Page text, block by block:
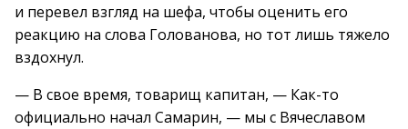
и перевел взгляд на шефа, чтобы оценить его
реакцию на слова Голованова, но тот лишь тяжело
вздохнул.
— В свое время, товарищ капитан, — Как-то
официально начал Самарин, — мы с Вячеславом